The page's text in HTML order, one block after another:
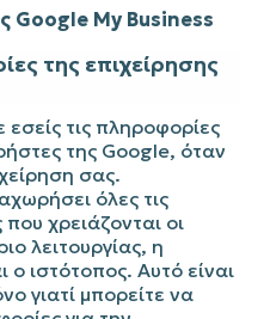
Google My Business
της επιχείρησης
τις πληροφορίες
της Google, όταν
σας.
όλες τις
χρειάζονται οι
λειτουργίας, η
ο ιστότοπος. Αυτό είναι
γιατί μπορείτε να